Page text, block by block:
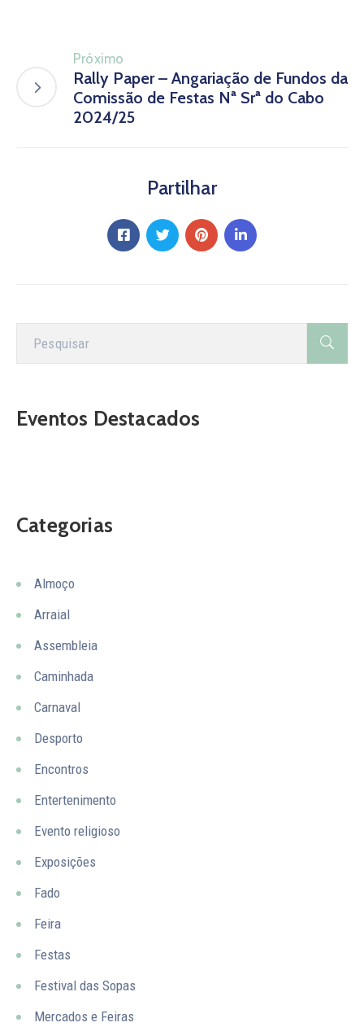
Próximo
Rally Paper – Angariação de Fundos da
Comissão de Festas Nª Srª do Cabo
2024/25
Partilhar
Eventos Destacados
Categorias
Almoço
Arraial
Assembleia
Caminhada
Carnaval
Desporto
Encontros
Entertenimento
Evento religioso
Exposições
Fado
Feira
Festas
Festival das Sopas
Mercados e Feiras